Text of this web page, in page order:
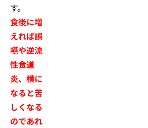
す。
食後に増
えれば誤
嚥や逆流
性食道
炎、横に
なると苦
しくなる
のであれ